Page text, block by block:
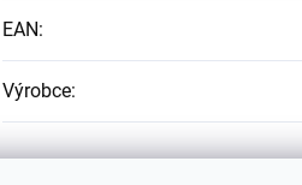
EAN:
Výrobce: